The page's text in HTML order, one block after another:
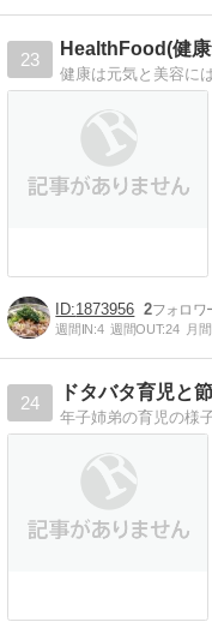
23
HealthFood(健康
1873956 2
週間IN:4 週間OUT:24 月
24
ドタバタ育児と
年子姉弟の育児の様